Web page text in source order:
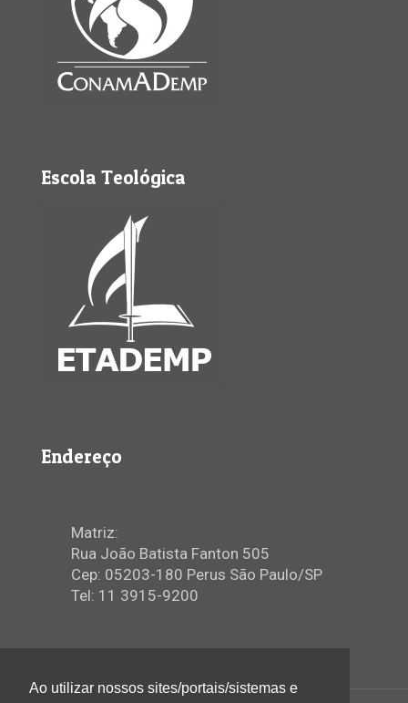
Escola Teológica
Endereço
Matriz:
Rua João Batista Fanton 505
Cep: 05203-180 Perus São Paulo/SP
Tel: 11 3915-9200
Ao utilizar nossos sites/portais/sistemas e